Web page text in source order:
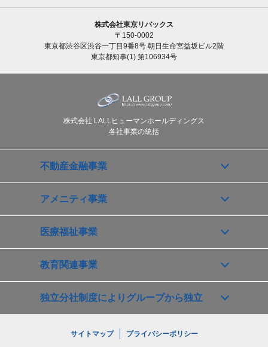
株式会社東京リバックス
〒150-0002
東京都渋谷区渋谷一丁目9番8号 朝日生命宮益坂ビル2階
東京都知事(1) 第106934号
株式会社 LALLヒューマンホールディングス
各社事業の統括
不動産金融事業
アメニティ事業
医療福祉事業
教育関連事業
独立分社制度によりグループから独立
サイトマップ プライバシーポリシー